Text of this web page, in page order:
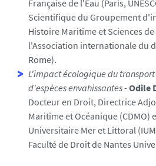
Française de l'Eau (Paris,
Scientifique du Groupement
Histoire Maritime et Sciences
l'Association internationale du
Rome).
L'impact écologique du
d'espèces envahissantes-Odile
Docteur en Droit, Directrice
Maritime et Océanique (CDMO)
Universitaire Mer et Littoral
Faculté de Droit de Nantes